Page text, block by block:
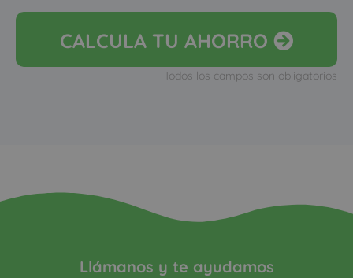
CALCULA TU AHORRO
Todos los campos son obligatorios
Llámanos y te ayudamos